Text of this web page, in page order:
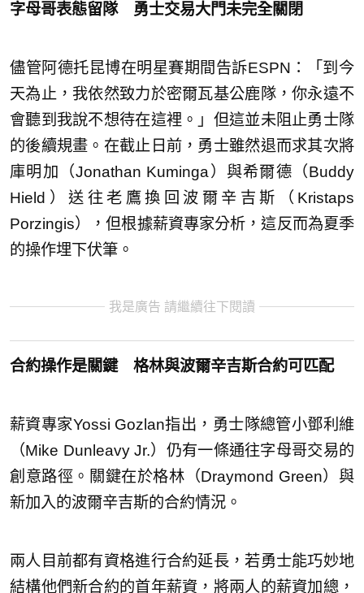
字母哥表態留隊 勇士交易大門未完全關閉
儘管阿德托昆博在明星賽期間告訴ESPN：「到今
天為止，我依然致力於密爾瓦基公鹿隊，你永遠不
會聽到我說不想待在這裡。」但這並未阻止勇士隊
的後續規畫。在截止日前，勇士雖然退而求其次將
庫明加（Jonathan Kuminga）與希爾德（Buddy
Hield）送往老鷹換回波爾辛吉斯（Kristaps
Porzingis），但根據薪資專家分析，這反而為夏季
的操作埋下伏筆。
我是廣告 請繼續往下閱讀
合約操作是關鍵 格林與波爾辛吉斯合約可匹配
薪資專家Yossi Gozlan指出，勇士隊總管小鄧利維
（Mike Dunleavy Jr.）仍有一條通往字母哥交易的
創意路徑。關鍵在於格林（Draymond Green）與
新加入的波爾辛吉斯的合約情況。
兩人目前都有資格進行合約延長，若勇士能巧妙地
結構他們新合約的首年薪資，將兩人的薪資加總，